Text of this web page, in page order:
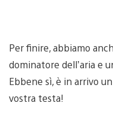
Per finire, abbiamo
dominatore dell’aria e
Ebbene sì, è in arrivo
vostra testa!